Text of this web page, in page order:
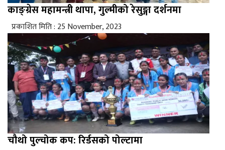
काङ्ग्रेस महामन्त्री थापा, गुल्मीको रेसुङ्गा दर्शनमा
प्रकाशित मिति : 25 November, 2023
चौथो पुल्चोक कप: रिर्डसको पोल्टामा